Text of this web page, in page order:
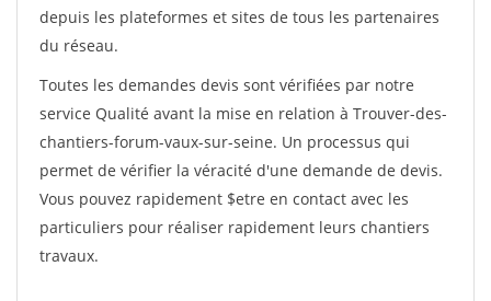
depuis les plateformes et sites de tous les partenaires
du réseau.
Toutes les demandes devis sont vérifiées par notre
service Qualité avant la mise en relation à Trouver-des-
chantiers-forum-vaux-sur-seine. Un processus qui
permet de vérifier la véracité d'une demande de devis.
Vous pouvez rapidement $etre en contact avec les
particuliers pour réaliser rapidement leurs chantiers
travaux.